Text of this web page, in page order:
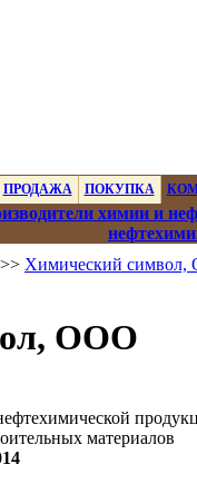
ПРОДАЖА ПОКУПКА
химии и
>> Химический
ООО
материалов